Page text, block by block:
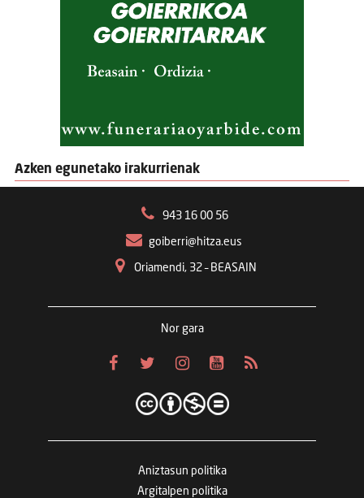
Azken egunetako irakurrienak
943 16 00 56
goiberri@hitza.eus
Oriamendi, 32 – BEASAIN
Nor gara
Aniztasun politika
Argitalpen politika